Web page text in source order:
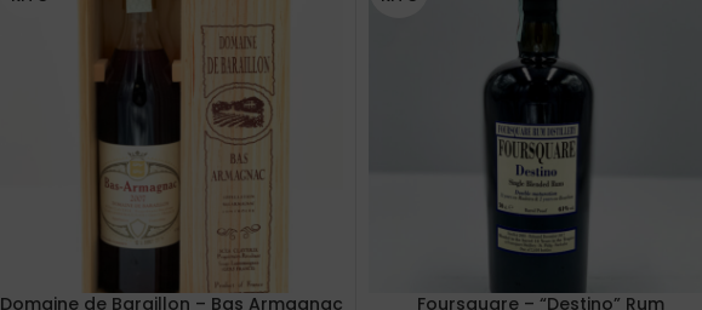
Domaine de Baraillon – Bas Armagnac
Foursquare – “Destino” Rum